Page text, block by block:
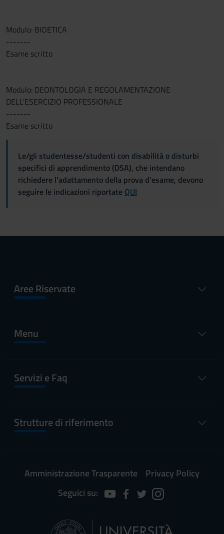
Modulo: BIOETICA
-------
Esame scritto
Modulo: DEONTOLOGIA E REGOLAMENTAZIONE
DELL'ESERCIZIO PROFESSIONALE
-------
Esame scritto
Le/gli studentesse/studenti con disabilità o disturbi
specifici di apprendimento (DSA), che intendano
richiedere l'adattamento della prova d'esame, devono
seguire le indicazioni riportate QUI
Aree Riservate
Menu
Servizi e Faq
Strutture di riferimento
Amministrazione Trasparente
Privacy Policy
Seguici su: